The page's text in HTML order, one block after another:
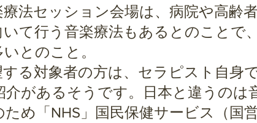
法セッション会場は、病院や高齢
て行う音楽療法もあるとのことで
とのこと。
る対象者の方は、セラピスト自身
介があるそうです。日本と違うのは
ため「NHS」国民保健サービス（国